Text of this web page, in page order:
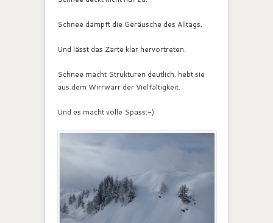
Schnee dämpft die Geräusche des Alltags.
Und lässt das Zarte klar hervortreten.
Schnee macht Strukturen deutlich, hebt sie
aus dem Wirrwarr der Vielfältigkeit.
Und es macht volle Spass;-)